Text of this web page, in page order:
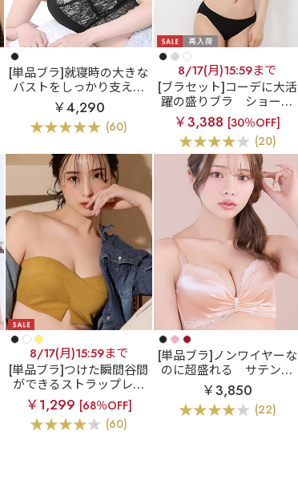
[単品ブラ]就寝時の大きな
バストをしっかり支える
しっかり美胸 夢ごこち
綿混 ナイトブラ 単品ブラ
ジャー (グラマーサイズ)
￥4,290
(60)
8/17(月)15:59まで
[ブラセット]コーデに大活
躍の盛りブラ
ショート
レングス ブラトップ 超盛
ブラ(R) ブラジャー&ショ
ーツ
￥3,388 [30％OFF]
(20)
8/17(月)15:59まで
[単品ブラ]つけた瞬間谷間
ができるストラップレス
ブラ
ストラップレス ク
ロス 超盛ブラ(R) 単品ブ
ラジャー
￥1,299 [68％OFF]
(60)
[単品ブラ]ノンワイヤーな
のに超盛れる
サテンリ
ボン ノンワイヤー 超盛ブ
ラ(R) 単品ブラジャー
￥3,850
(22)